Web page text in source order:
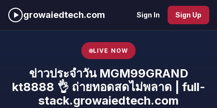
growaiedtech.com Sign In Sign Up
LIVE NOW
ข่าวประจำวัน MGM99GRAND
kt8888 👌 ถ่ายทอดสดไม่พลาด | full-
stack.growaiedtech.com